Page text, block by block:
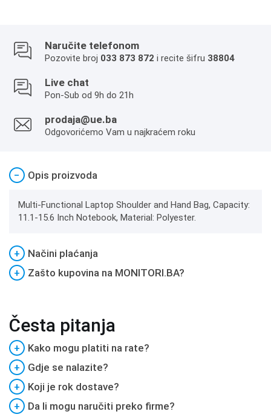
Naručite telefonom
Pozovite broj 033 873 872 i recite šifru 38804
Live chat
Pon-Sub od 9h do 21h
prodaja@ue.ba
Odgovorićemo Vam u najkraćem roku
− Opis proizvoda
Multi-Functional Laptop Shoulder and Hand Bag, Capacity:
11.1-15.6 Inch Notebook, Material: Polyester.
+
Načini plaćanja
+
Zašto kupovina na MONITORI.BA?
Česta pitanja
+
Kako mogu platiti na rate?
+
Gdje se nalazite?
+
Koji je rok dostave?
+
Da li mogu naručiti preko firme?